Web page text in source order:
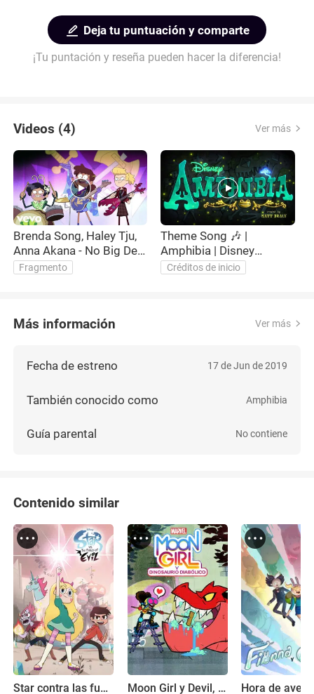
Deja tu puntuación y comparte
¡Tu puntación y reseña pueden hacer la diferencia!
Videos (4) Ver más
Brenda Song, Haley Tju,
Anna Akana - No Big Deal
(From "Amphibia")
Fragmento
Theme Song 🎶 |
Amphibia | Disney
Channel
Créditos de inicio
Más información Ver más
Fecha de estreno 17 de Jun de 2019
También conocido como Amphibia
Guía parental No contiene
Contenido similar
Star contra las fuerzas del mal Moon Girl y Devil, el dinosaurio